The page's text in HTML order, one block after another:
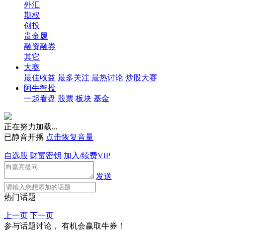
外汇
期权
创投
贵金属
融资融券
其它
大赛
最佳收益 最多关注 最热讨论 炒股大赛
阿牛智投
一起看盘 股票 板块 基金
正在努力加载...
已静音开播 点击恢复音量
自选股 财富密钥 加入/续费VIP
发送
热门话题
上一页 下一页
参与话题讨论， 有机会赢取牛券！